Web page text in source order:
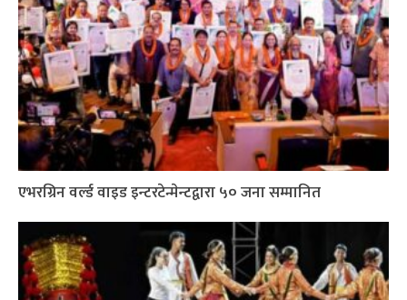
एभरग्रिन वर्ल्ड वाइड इन्टरटेन्मेन्टद्वारा ५० जना सम्मानित